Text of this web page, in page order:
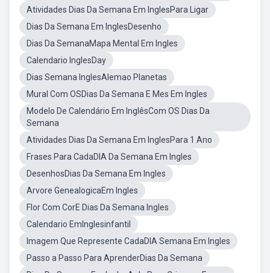
Atividades Dias Da Semana Em InglesPara Ligar
Dias Da Semana Em InglesDesenho
Dias Da SemanaMapa Mental Em Ingles
Calendario InglesDay
Dias Semana InglesAlemao Planetas
Mural Com OSDias Da Semana E Mes Em Ingles
Modelo De Calendário Em InglêsCom OS Dias Da
Semana
Atividades Dias Da Semana Em InglesPara 1 Ano
Frases Para CadaDIA Da Semana Em Ingles
DesenhosDias Da Semana Em Ingles
Arvore GenealogicaEm Ingles
Flor Com CorE Dias Da Semana Ingles
Calendario EmInglesinfantil
Imagem Que Represente CadaDIA Semana Em Ingles
Passo a Passo Para AprenderDias Da Semana